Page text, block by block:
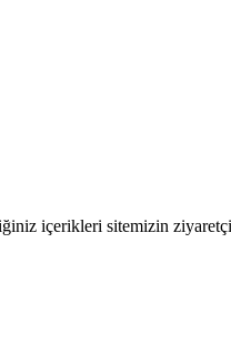
içerikleri sitemizin